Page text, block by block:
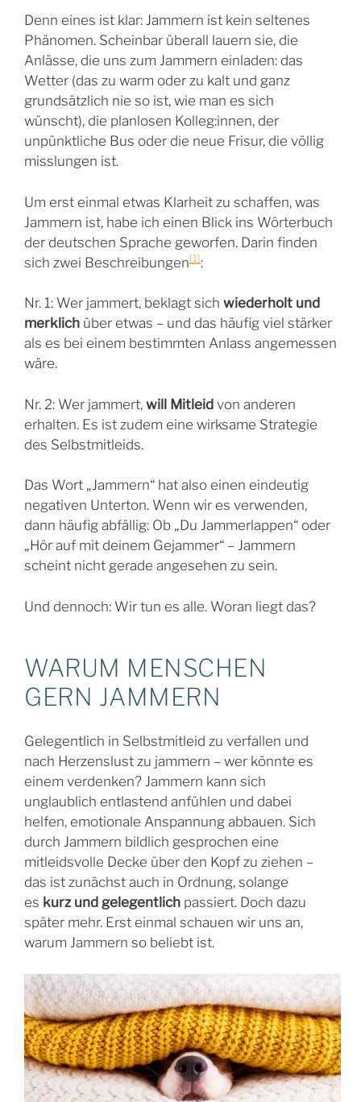
Denn eines ist klar: Jammern ist kein seltenes
Phänomen. Scheinbar überall lauern sie, die
Anlässe, die uns zum Jammern einladen: das
Wetter (das zu warm oder zu kalt und ganz
grundsätzlich nie so ist, wie man es sich
wünscht), die planlosen Kolleg:innen, der
unpünktliche Bus oder die neue Frisur, die völlig
misslungen ist.
Um erst einmal etwas Klarheit zu schaffen, was
Jammern ist, habe ich einen Blick ins Wörterbuch
der deutschen Sprache geworfen. Darin finden
sich zwei Beschreibungen[1]:
Nr. 1: Wer jammert, beklagt sich wiederholt und
merklich über etwas – und das häufig viel stärker
als es bei einem bestimmten Anlass angemessen
wäre.
Nr. 2: Wer jammert, will Mitleid von anderen
erhalten. Es ist zudem eine wirksame Strategie
des Selbstmitleids.
Das Wort „Jammern“ hat also einen eindeutig
negativen Unterton. Wenn wir es verwenden,
dann häufig abfällig: Ob „Du Jammerlappen“ oder
„Hör auf mit deinem Gejammer“ – Jammern
scheint nicht gerade angesehen zu sein.
Und dennoch: Wir tun es alle. Woran liegt das?
WARUM MENSCHEN
GERN JAMMERN
Gelegentlich in Selbstmitleid zu verfallen und
nach Herzenslust zu jammern – wer könnte es
einem verdenken? Jammern kann sich
unglaublich entlastend anfühlen und dabei
helfen, emotionale Anspannung abbauen. Sich
durch Jammern bildlich gesprochen eine
mitleidsvolle Decke über den Kopf zu ziehen –
das ist zunächst auch in Ordnung, solange
es kurz und gelegentlich passiert. Doch dazu
später mehr. Erst einmal schauen wir uns an,
warum Jammern so beliebt ist.